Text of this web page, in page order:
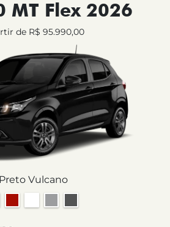
MT Flex 2026
de R$ 95.990,00
Preto Vulcano